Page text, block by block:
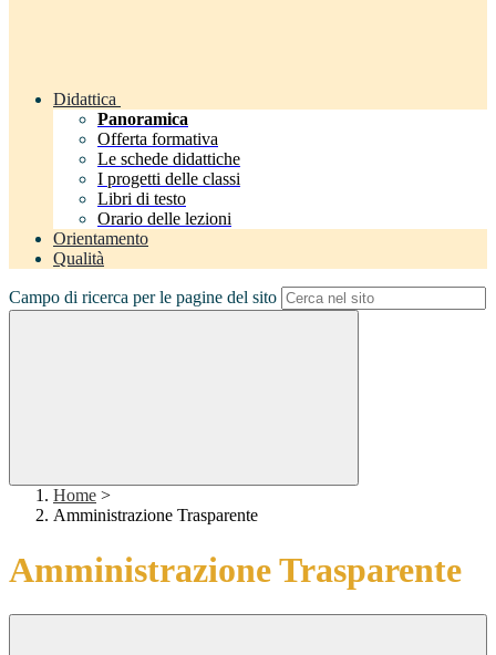
Didattica
Panoramica
Offerta formativa
Le schede didattiche
I progetti delle classi
Libri di testo
Orario delle lezioni
Orientamento
Qualità
Campo di ricerca per le pagine del sito
Home >
Amministrazione Trasparente
Amministrazione Trasparente